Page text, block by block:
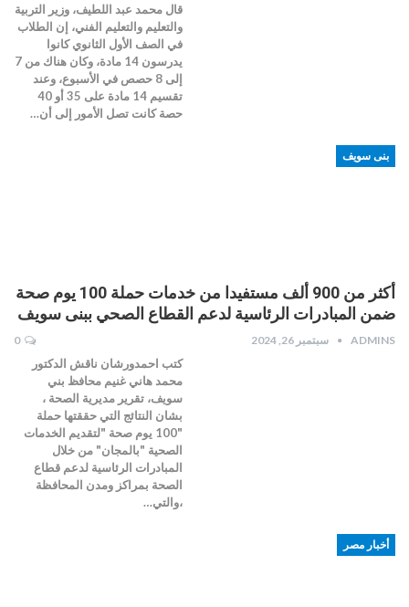
قال محمد عبد اللطيف، وزير التربية
والتعليم والتعليم الفني، إن الطلاب
في الصف الأول الثانوي كانوا
يدرسون 14 مادة، وكان هناك من 7
إلى 8 حصص في الأسبوع، وعند
تقسيم 14 مادة على 35 أو 40
حصة كانت تصل الأمور إلى أن…
بنى سويف
أكثر من 900 ألف مستفيدا من خدمات حملة 100 يوم صحة
ضمن المبادرات الرئاسية لدعم القطاع الصحي ببنى سويف
ADMINS سبتمبر 26, 2024 0
كتب احمدورشان ناقش الدكتور
محمد هاني غنيم محافظ بني
سويف، تقرير مديرية الصحة ،
بشان النتائج التي حققتها حملة
"100 يوم صحة "لتقديم الخدمات
الصحية "بالمجان" من خلال
المبادرات الرئاسية لدعم قطاع
الصحة بمراكز ومدن المحافظة
،والتي…
أخبار مصر